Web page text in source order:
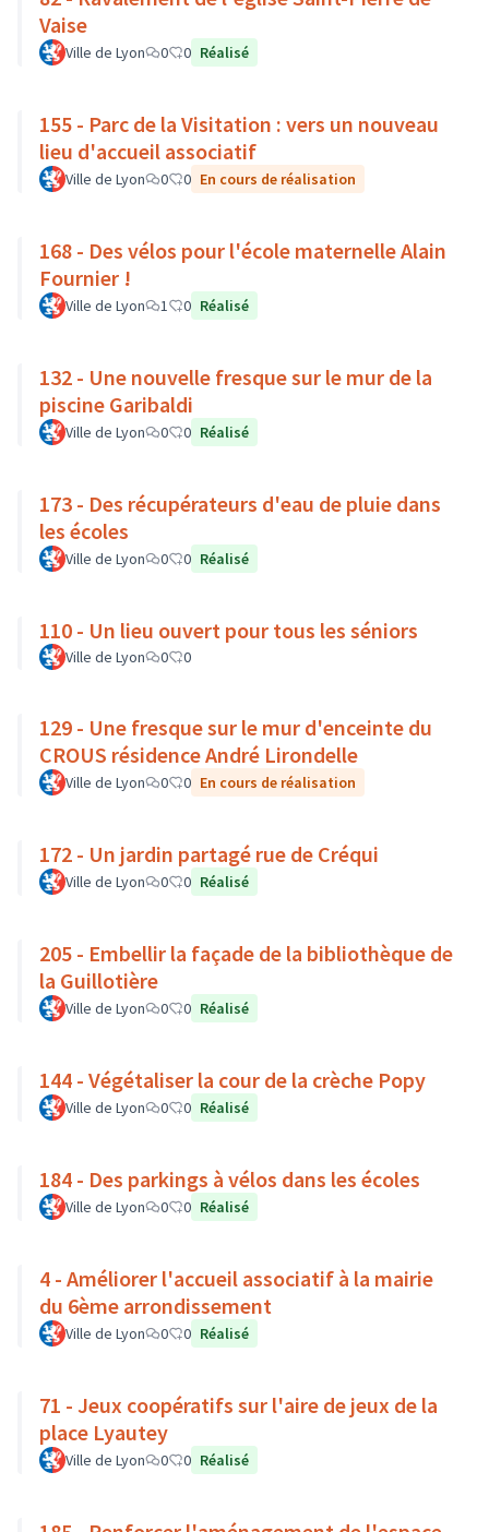
Vaise
Ville de Lyon 0 0 Réalisé
155 - Parc de la Visitation : vers un nouveau
lieu d'accueil associatif
Ville de Lyon 0 0 En cours de réalisation
168 - Des vélos pour l'école maternelle Alain
Fournier !
Ville de Lyon 1 0 Réalisé
132 - Une nouvelle fresque sur le mur de la
piscine Garibaldi
Ville de Lyon 0 0 Réalisé
173 - Des récupérateurs d'eau de pluie dans
les écoles
Ville de Lyon 0 0 Réalisé
110 - Un lieu ouvert pour tous les séniors
Ville de Lyon 0 0
129 - Une fresque sur le mur d'enceinte du
CROUS résidence André Lirondelle
Ville de Lyon 0 0 En cours de réalisation
172 - Un jardin partagé rue de Créqui
Ville de Lyon 0 0 Réalisé
205 - Embellir la façade de la bibliothèque de
la Guillotière
Ville de Lyon 0 0 Réalisé
144 - Végétaliser la cour de la crèche Popy
Ville de Lyon 0 0 Réalisé
184 - Des parkings à vélos dans les écoles
Ville de Lyon 0 0 Réalisé
4 - Améliorer l'accueil associatif à la mairie
du 6ème arrondissement
Ville de Lyon 0 0 Réalisé
71 - Jeux coopératifs sur l'aire de jeux de la
place Lyautey
Ville de Lyon 0 0 Réalisé